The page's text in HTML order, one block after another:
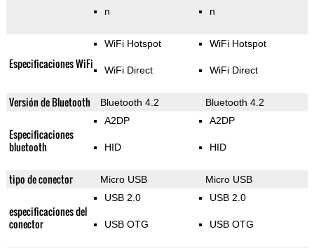
n n
Especificaciones WiFi
WiFi Hotspot
WiFi Direct
WiFi Hotspot
WiFi Direct
Versión de Bluetooth Bluetooth 4.2 Bluetooth 4.2
Especificaciones
bluetooth
A2DP
HID
A2DP
HID
tipo de conector Micro USB Micro USB
especificaciones del
conector
USB 2.0
USB OTG
USB 2.0
USB OTG